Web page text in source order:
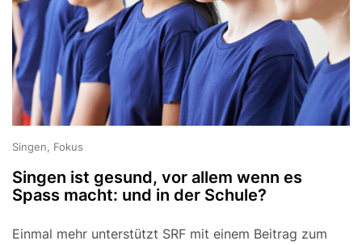
Singen, Fokus
Singen ist gesund, vor allem wenn es
Spass macht: und in der Schule?
Einmal mehr unterstützt SRF mit einem Beitrag zum